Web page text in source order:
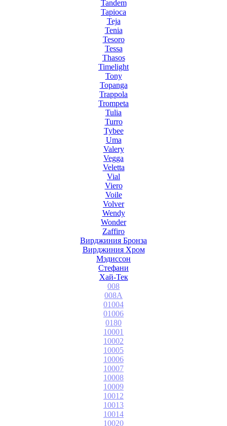
Tandem
Tapioca
Teja
Tenia
Tesoro
Tessa
Thasos
Timelight
Tony
Topanga
Trappola
Trompeta
Tulia
Turro
Tybee
Uma
Valery
Vegga
Veletta
Vial
Viero
Voile
Volver
Wendy
Wonder
Zaffiro
Вирджиния Бронза
Вирджиния Хром
Мэдиссон
Стефани
Хай-Тек
008
008A
01004
01006
0180
10001
10002
10005
10006
10007
10008
10009
10012
10013
10014
10020